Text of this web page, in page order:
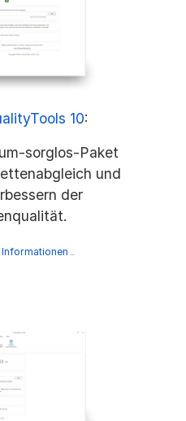
10:
sorglos-Paket
und
der
Informationen